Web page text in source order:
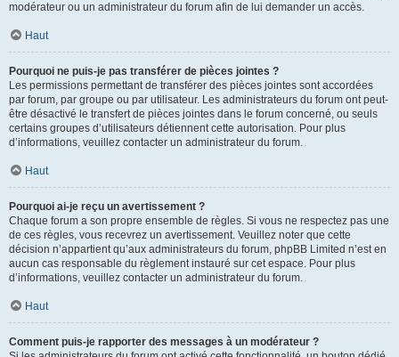
modérateur ou un administrateur du forum afin de lui demander un accès.
Haut
Pourquoi ne puis-je pas transférer de pièces jointes ?
Les permissions permettant de transférer des pièces jointes sont accordées
par forum, par groupe ou par utilisateur. Les administrateurs du forum ont peut-
être désactivé le transfert de pièces jointes dans le forum concerné, ou seuls
certains groupes d’utilisateurs détiennent cette autorisation. Pour plus
d’informations, veuillez contacter un administrateur du forum.
Haut
Pourquoi ai-je reçu un avertissement ?
Chaque forum a son propre ensemble de règles. Si vous ne respectez pas une
de ces règles, vous recevrez un avertissement. Veuillez noter que cette
décision n’appartient qu’aux administrateurs du forum, phpBB Limited n’est en
aucun cas responsable du règlement instauré sur cet espace. Pour plus
d’informations, veuillez contacter un administrateur du forum.
Haut
Comment puis-je rapporter des messages à un modérateur ?